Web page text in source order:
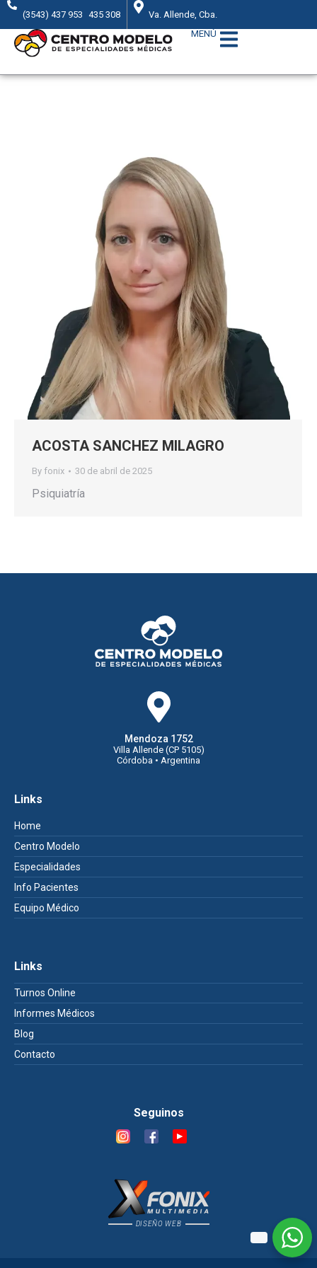
(3543) 437 953 435 308
Va. Allende, Cba.
MENÚ
ACOSTA SANCHEZ MILAGRO
By fonix 30 de abril de 2025
Psiquiatría
Mendoza 1752
Villa Allende (CP 5105)
Córdoba • Argentina
Links
Home
Centro Modelo
Especialidades
Info Pacientes
Equipo Médico
Links
Turnos Online
Informes Médicos
Blog
Contacto
Seguinos
DISEÑO WEB